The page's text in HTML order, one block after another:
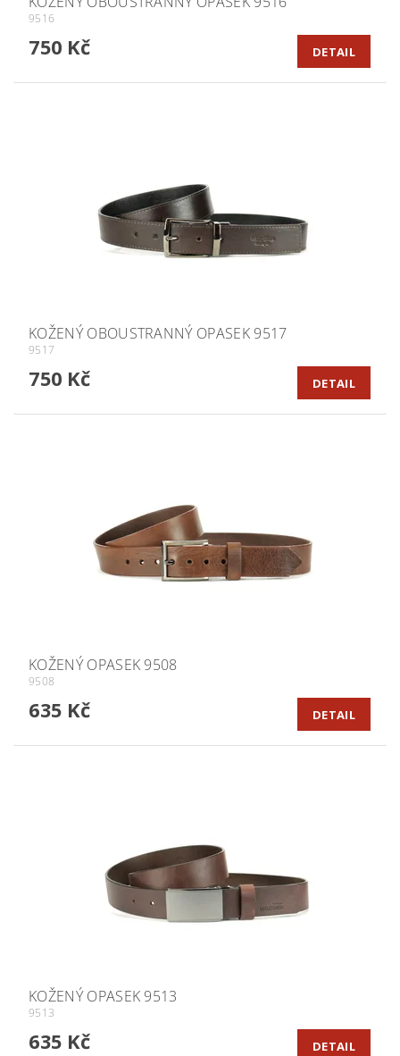
9516
750 Kč DETAIL
KOŽENÝ OBOUSTRANNÝ OPASEK 9517
9517
750 Kč DETAIL
KOŽENÝ OPASEK 9508
9508
635 Kč DETAIL
KOŽENÝ OPASEK 9513
9513
635 Kč DETAIL